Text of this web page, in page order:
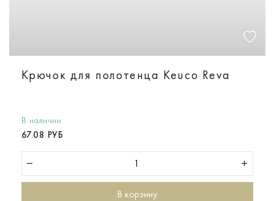
Крючок для полотенца Keuco Reva
В наличии
67.08 РУБ
В корзину